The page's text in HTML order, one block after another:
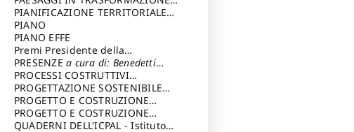
cura di: Corti Enrico A.
PIANIFICAZIONE TERRITORIALE
URBANISTICA ED AMBIENTALE
cura di: Costa Enrico
PIANO
PIANO EFFE
Premi Presidente della
Repubblica
PRESENZEa cura di: Benedetti
Sandro
PROCESSI COSTRUTTIVI
DELL'ARCHITETTURAa cura di:
Ippoliti Alessandro
PROGETTAZIONE SOSTENIBILE
PARTECIPATA
PROGETTO E COSTRUZIONE
DELL’ARCHITETTURA
PROGETTO E COSTRUZIONE
SOSTENIBILE
QUADERNI DELL'ICPAL - Istituto